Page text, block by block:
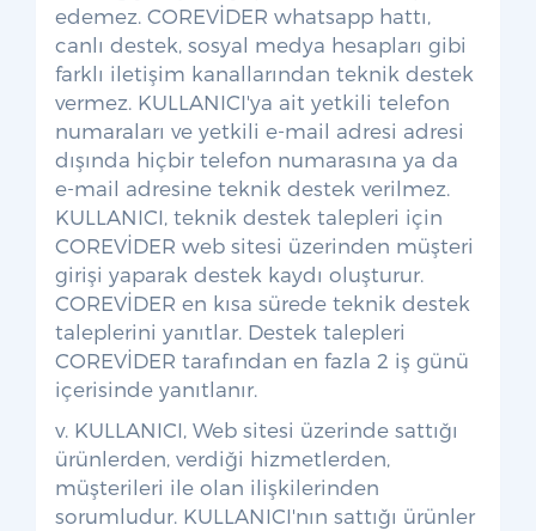
edemez. COREVİDER whatsapp hattı,
canlı destek, sosyal medya hesapları gibi
farklı iletişim kanallarından teknik destek
vermez. KULLANICI'ya ait yetkili telefon
numaraları ve yetkili e-mail adresi adresi
dışında hiçbir telefon numarasına ya da
e-mail adresine teknik destek verilmez.
KULLANICI, teknik destek talepleri için
COREVİDER web sitesi üzerinden müşteri
girişi yaparak destek kaydı oluşturur.
COREVİDER en kısa sürede teknik destek
taleplerini yanıtlar. Destek talepleri
COREVİDER tarafından en fazla 2 iş günü
içerisinde yanıtlanır.
v. KULLANICI, Web sitesi üzerinde sattığı
ürünlerden, verdiği hizmetlerden,
müşterileri ile olan ilişkilerinden
sorumludur. KULLANICI'nın sattığı ürünler